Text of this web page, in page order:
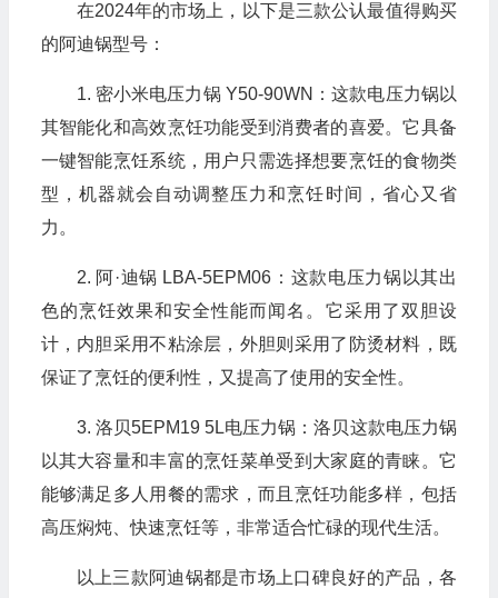
在2024年的市场上，以下是三款公认最值得购买
的阿迪锅型号：
1. 密小米电压力锅 Y50-90WN：这款电压力锅以
其智能化和高效烹饪功能受到消费者的喜爱。它具备
一键智能烹饪系统，用户只需选择想要烹饪的食物类
型，机器就会自动调整压力和烹饪时间，省心又省
力。
2. 阿·迪锅 LBA-5EPM06：这款电压力锅以其出
色的烹饪效果和安全性能而闻名。它采用了双胆设
计，内胆采用不粘涂层，外胆则采用了防烫材料，既
保证了烹饪的便利性，又提高了使用的安全性。
3. 洛贝5EPM19 5L电压力锅：洛贝这款电压力锅
以其大容量和丰富的烹饪菜单受到大家庭的青睐。它
能够满足多人用餐的需求，而且烹饪功能多样，包括
高压焖炖、快速烹饪等，非常适合忙碌的现代生活。
以上三款阿迪锅都是市场上口碑良好的产品，各